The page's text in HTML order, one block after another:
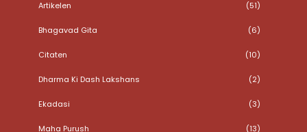
Artikelen (51)
Bhagavad Gita (6)
Citaten (10)
Dharma Ki Dash Lakshans (2)
Ekadasi (3)
Maha Purush (13)